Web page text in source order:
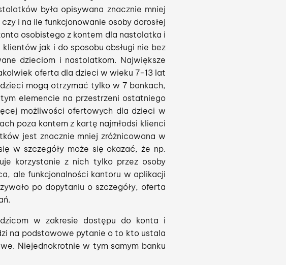
była opisywana znacznie mniej
i na ile funkcjonowanie osoby dorosłej
osobistego z kontem dla nastolatka i
jak i do sposobu obsługi nie bez
dzieciom i nastolatkom. Największe
oferta dla dzieci w wieku 7-13 lat
mogą otrzymać tylko w 7 bankach,
elemencie na przestrzeni ostatniego
możliwości ofertowych dla dzieci w
poza kontem z kartę najmłodsi klienci
jest znacznie mniej zróżnicowana w
w szczegóły może się okazać, że np.
korzystanie z nich tylko przez osoby
ale funkcjonalności kantoru w aplikacji
po dopytaniu o szczegóły, oferta
w zakresie dostępu do konta i
na podstawowe pytanie o to kto ustala
Niejednokrotnie w tym samym banku